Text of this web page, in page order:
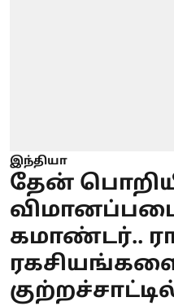
இந்தியா
தேன்
கமாண்டர்..